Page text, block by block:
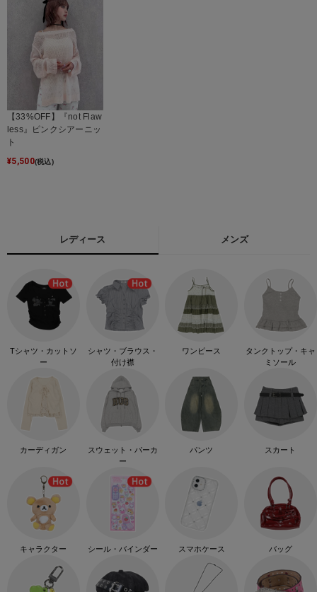
【33%OFF】『not Flaw
less』ピンクシアーニッ
ト
¥5,500(税込)
レディース メンズ
Tシャツ・カットソ
ー
シャツ・ブラウス・
付け襟
ワンピース
タンクトップ・キャ
ミソール
カーディガン
スウェット・パーカ
ー
パンツ スカート
キャラクター シール・バインダー スマホケース バッグ